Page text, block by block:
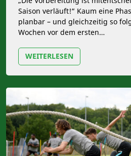
Saison verläuft!“ Kaum eine
planbar – und gleichzeitig so
Wochen vor dem ersten…
WEITERLESEN